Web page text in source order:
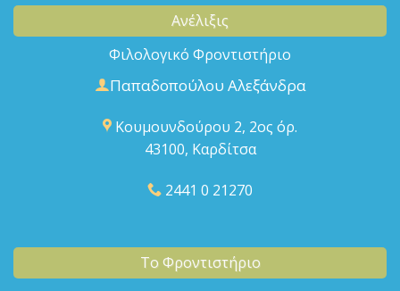
Ανέλιξις
Φιλολογικό Φροντιστήριο
Παπαδοπούλου Αλεξάνδρα
Κουμουνδούρου 2, 2ος όρ.
43100, Καρδίτσα
2441 0 21270
Το Φροντιστήριο